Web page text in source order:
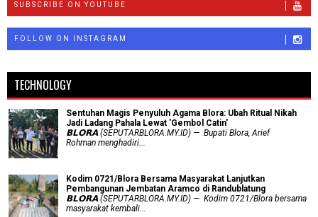
SUBSCRIBE ON YOUTUBE
FOLLOW ON INSTAGRAM
TECHNOLOGY
Sentuhan Magis Penyuluh Agama Blora: Ubah Ritual Nikah
Jadi Ladang Pahala Lewat 'Gembol Catin'
𝗕𝗟𝗢𝗥𝗔 (SEPUTARBLORA.MY.ID) — Bupati Blora, Arief
Rohman menghadiri...
Kodim 0721/Blora Bersama Masyarakat Lanjutkan
Pembangunan Jembatan Aramco di Randublatung
𝗕𝗟𝗢𝗥𝗔 (SEPUTARBLORA.MY.ID) — Kodim 0721/Blora bersama
masyarakat kembali...